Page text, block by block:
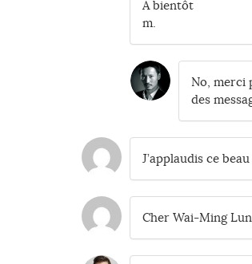
A bientôt
m.
No, merci
des
J’applaudis ce
Cher Wai-Ming